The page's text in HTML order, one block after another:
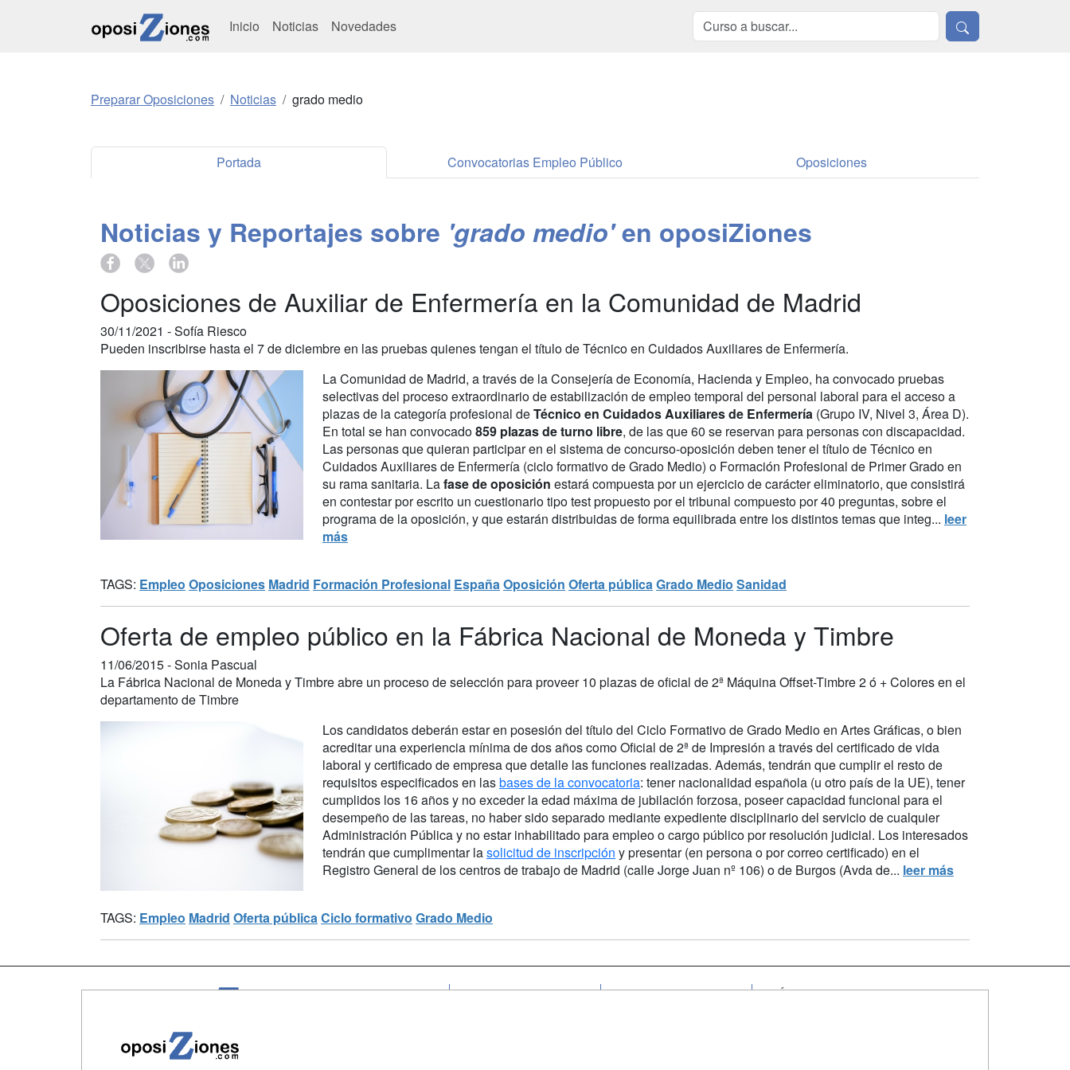
Inicio Noticias Novedades
Preparar Oposiciones Noticias grado medio
Portada Convocatorias Empleo Público Oposiciones
Noticias y Reportajes sobre 'grado medio'en oposiZiones
Oposiciones de Auxiliar de Enfermería en la Comunidad de Madrid
30/11/2021 -Sofía Riesco
Pueden inscribirse hasta el 7 de diciembre en las pruebas quienes tengan el título de Técnico en Cuidados Auxiliares de Enfermería.
La Comunidad de Madrid, a través de la Consejería de Economía, Hacienda y Empleo, ha convocado pruebas
selectivas del proceso extraordinario de estabilización de empleo temporal del personal laboral para el acceso a
plazas de la categoría profesional deTécnico en Cuidados Auxiliares de Enfermería (Grupo IV, Nivel 3, Área D).
En total se han convocado859 plazas de turno libre, de las que 60 se reservan para personas con discapacidad.
Las personas que quieran participar en el sistema de concurso-oposición deben tener el título de Técnico en
Cuidados Auxiliares de Enfermería (ciclo formativo de Grado Medio) o Formación Profesional de Primer Grado en
su rama sanitaria. Lafase de oposición estará compuesta por un ejercicio de carácter eliminatorio, que consistirá
en contestar por escrito un cuestionario tipo test propuesto por el tribunal compuesto por 40 preguntas, sobre el
programa de la oposición, y que estarán distribuidas de forma equilibrada entre los distintos temas que integ... leer
más
TAGS: Empleo Oposiciones Madrid Formación Profesional EspañaOposición Oferta públicaGrado Medio Sanidad
Oferta de empleo público en la Fábrica Nacional de Moneda y Timbre
11/06/2015 -Sonia Pascual
La Fábrica Nacional de Moneda y Timbre abre un proceso de selección para proveer 10 plazas de oficial de 2ª Máquina Offset-Timbre 2 ó + Colores en el
departamento de Timbre
Los candidatos deberán estar en posesión del título del Ciclo Formativo de Grado Medio en Artes Gráficas, o bien
acreditar una experiencia mínima de dos años como Oficial de 2ª de Impresión a través del certificado de vida
laboral y certificado de empresa que detalle las funciones realizadas. Además, tendrán que cumplir el resto de
requisitos especificados en lasbases de la convocatoria: tener nacionalidad española (u otro país de la UE), tener
cumplidos los 16 años y no exceder la edad máxima de jubilación forzosa, poseer capacidad funcional para el
desempeño de las tareas, no haber sido separado mediante expediente disciplinario del servicio de cualquier
Administración Pública y no estar inhabilitado para empleo o cargo público por resolución judicial. Los interesados
tendrán que cumplimentar lasolicitud de inscripción y presentar (en persona o por correo certificado) en el
Registro General de los centros de trabajo de Madrid (calle Jorge Juan nº 106) o de Burgos (Avda de... leer más
TAGS: Empleo Madrid Oferta públicaCiclo formativo Grado Medio
SÍGUENOS EN: